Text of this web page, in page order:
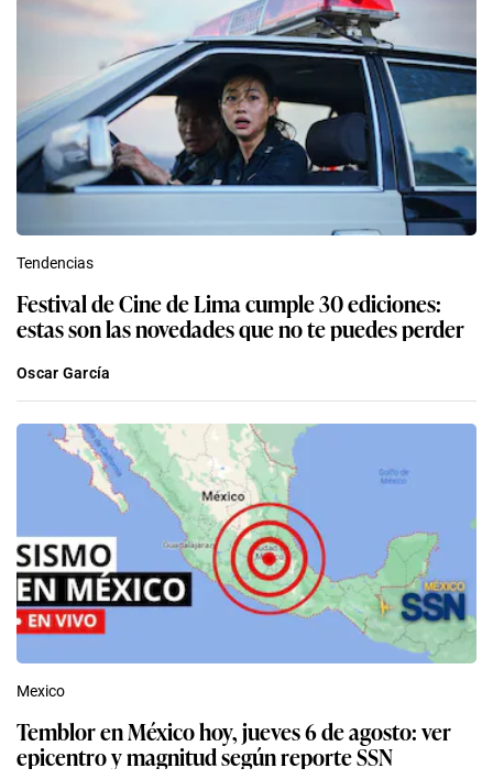
Tendencias
Festival de Cine de Lima cumple 30 ediciones:
estas son las novedades que no te puedes perder
Oscar García
Mexico
Temblor en México hoy, jueves 6 de agosto: ver
epicentro y magnitud según reporte SSN